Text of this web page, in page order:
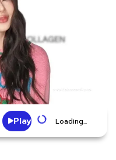
Play Loading...